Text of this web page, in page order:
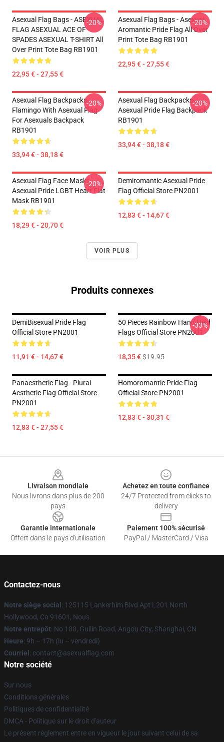
Asexual Flag Bags - ASEXUAL
FLAG ASEXUAL ACE OF
SPADES ASEXUAL T-SHIRT All
Over Print Tote Bag RB1901
22,95 € - 27,55 €
-20%
Asexual Flag Bags - Asexual
Aromantic Pride Flag All Over
Print Tote Bag RB1901
22,95 € - 27,55 €
-20%
Asexual Flag Backpacks -
Flamingo With Asexual Flag
For Asexuals Backpack
RB1901
33,94 € - 38,18 €
-20%
Asexual Flag Backpacks -
Asexual Pride Flag Backpack
RB1901
33,94 € - 38,18 €
-20%
Asexual Flag Face Masks -
Asexual Pride LGBT Heart Flat
Mask RB1901
18,29 € - 20,70 €
-20%
Demiromantic Asexual Pride
Flag Official Store PN2001
12,83 € - 14,67 €
VOIR PLUS
Produits connexes
DemiBisexual Pride Flag
Official Store PN2001
11,91 € - 14,67 €
50 Pieces Rainbow Hand Held
Flags Official Store PN2001
18,35 €$19.95
-33%
Panaesthetic Flag - Plural
Aesthetic Flag Official Store
PN2001
12,83 € - 27,55 €
Homoromantic Pride Flag
Official Store PN2001
12,83 € - 30,31 €
Livraison mondiale
Nous livrons dans plus de 200
pays
Achetez en toute confiance
24/7 Protected from clicks to
delivery
Garantie internationale
Offert dans le pays d'utilisation
Paiement 100% sécurisé
PayPal / MasterCard / Visa
Contactez-nous
Notre siège social : 125115 Lankerhim Blvd Apt L201 North
Hollywood, Ca 91601, Nous
Notre entrepôt: No 100, Guilin Road, Angou City, Shanghai, CN
Heure: 9h – 17h (lu – vendredi)
Courriel : contact@asexualflag.com
Notre société
Sur nous
Conditions générales
Politiques de confidentialité
DMCA - Politique sur le droit d'auteur
Le présent règlement entre en vigueur le jour suivant celui de sa